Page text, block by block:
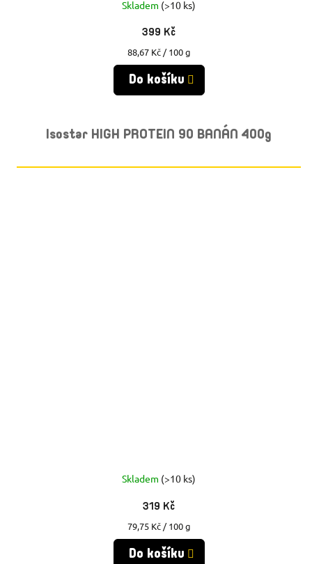
Skladem (>10 ks)
399 Kč
Měrná
cena:
88,67 Kč / 100 g
Do košíku
Isostar HIGH PROTEIN 90 BANÁN 400g
Skladem (>10 ks)
319 Kč
Měrná
cena:
79,75 Kč / 100 g
Do košíku